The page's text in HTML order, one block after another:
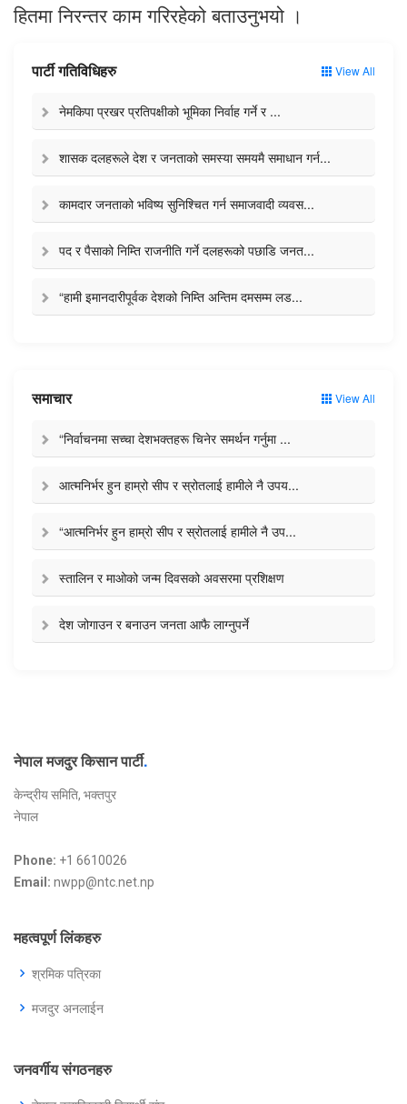
हितमा निरन्तर काम गरिरहेको बताउनुभयो ।
पार्टी गतिविधिहरु View All
नेमकिपा प्रखर प्रतिपक्षीको भूमिका निर्वाह गर्ने र ...
शासक दलहरूले देश र जनताको समस्या समयमै समाधान गर्न...
कामदार जनताको भविष्य सुनिश्चित गर्न समाजवादी व्यवस...
पद र पैसाको निम्ति राजनीति गर्ने दलहरूको पछाडि जनत...
“हामी इमानदारीपूर्वक देशको निम्ति अन्तिम दमसम्म लड...
समाचार View All
“निर्वाचनमा सच्चा देशभक्तहरू चिनेर समर्थन गर्नुमा ...
आत्मनिर्भर हुन हाम्रो सीप र स्रोतलाई हामीले नै उपय...
“आत्मनिर्भर हुन हाम्रो सीप र स्रोतलाई हामीले नै उप...
स्तालिन र माओको जन्म दिवसको अवसरमा प्रशिक्षण
देश जोगाउन र बनाउन जनता आफै लाग्नुपर्ने
नेपाल मजदुर किसान पार्टी.
केन्द्रीय समिति, भक्तपुर
नेपाल
Phone: +1 6610026
Email: nwpp@ntc.net.np
महत्वपूर्ण लिंकहरु
श्रमिक पत्रिका
मजदुर अनलाईन
जनवर्गीय संगठनहरु